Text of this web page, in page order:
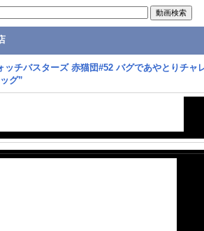
ッチバスターズ 赤猫団#52 バグであやとりチャ
グ”